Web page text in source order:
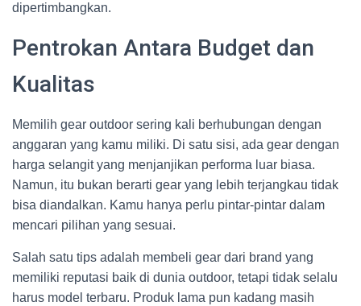
dipertimbangkan.
Pentrokan Antara Budget dan
Kualitas
Memilih gear outdoor sering kali berhubungan dengan
anggaran yang kamu miliki. Di satu sisi, ada gear dengan
harga selangit yang menjanjikan performa luar biasa.
Namun, itu bukan berarti gear yang lebih terjangkau tidak
bisa diandalkan. Kamu hanya perlu pintar-pintar dalam
mencari pilihan yang sesuai.
Salah satu tips adalah membeli gear dari brand yang
memiliki reputasi baik di dunia outdoor, tetapi tidak selalu
harus model terbaru. Produk lama pun kadang masih